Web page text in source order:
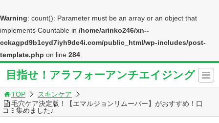
Warning: count(): Parameter must be an array or an object that
implements Countable in /home/arinko246/xn--
cckagpd9b1cyd7iyh9de4i.com/public_html/wp-includes/post-
template.php on line 284
目指せ！アラフォーアンチエイジング
TOP
スキンケア
毛穴ケア決定版！【エマルジョンリムーバー】がおすすめ！口
コミ集めました♪